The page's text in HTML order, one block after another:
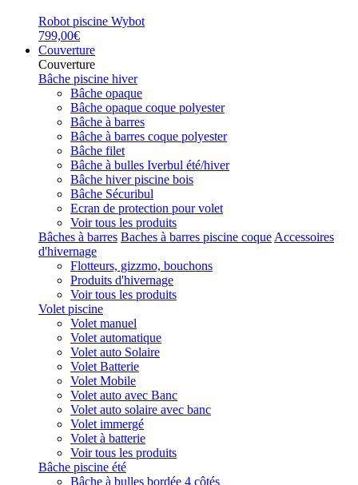
Robot piscine Wybot
799,00€
Couverture
Couverture
Bâche piscine hiver
Bâche opaque
Bâche opaque coque polyester
Bâche à barres
Bâche à barres coque polyester
Bâche filet
Bâche à bulles Iverbul été/hiver
Bâche hiver piscine bois
Bâche Sécuribul
Ecran de protection pour volet
Voir tous les produits
Bâches à barres Baches à barres piscine coque Accessoires
d'hivernage
Flotteurs, gizzmo, bouchons
Produits d'hivernage
Voir tous les produits
Volet piscine
Volet manuel
Volet automatique
Volet auto Solaire
Volet Batterie
Volet Mobile
Volet auto avec Banc
Volet auto solaire avec banc
Volet immergé
Volet à batterie
Voir tous les produits
Bâche piscine été
Bâche à bulles bordée 4 côtés